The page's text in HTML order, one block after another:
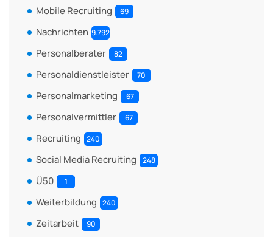
Mobile Recruiting 69
Nachrichten 9.792
Personalberater 82
Personaldienstleister 70
Personalmarketing 67
Personalvermittler 67
Recruiting 240
Social Media Recruiting 248
Ü50 1
Weiterbildung 240
Zeitarbeit 90